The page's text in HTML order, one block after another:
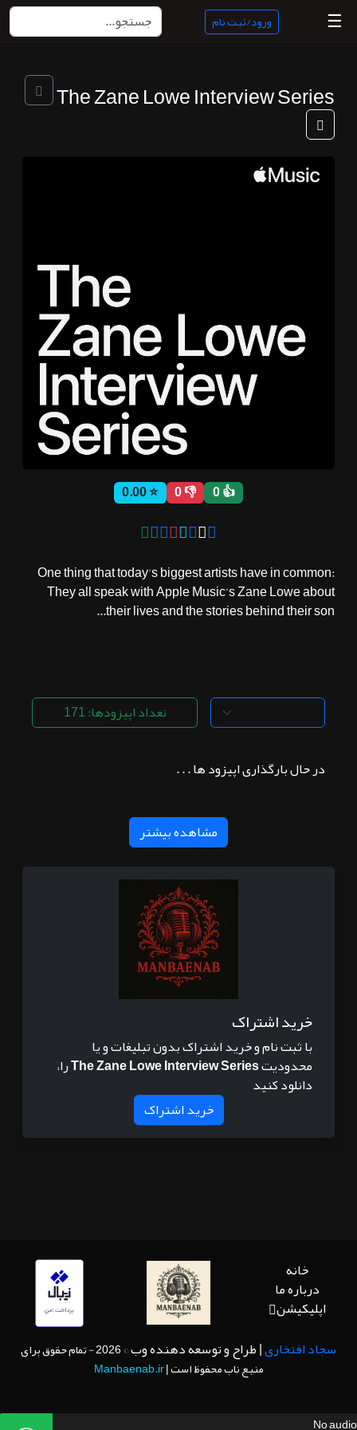
منبع
ناب
ورود/
ثبت نام
☰ ورود/ثبت نام
The Zane Lowe Interview Series
👍 0
👎 0
⭐ 0.00
One thing that today's biggest artists have in common:
They all speak with Apple Music’s Zane Lowe about
their lives and the stories behind their son...
No audio
تعداد اپیزودها: 171
در حال بارگذاری اپیزود ها . . .
مشاهده بیشتر
خرید اشتراک
با ثبت نام و خرید اشتراک بدون تبلیغات و یا
محدودیتThe Zane Lowe Interview Seriesرا،
دانلود کنید
خرید اشتراک
خانه
درباره ما
اپلیکیشن
سجاد افتخاری| طراح و توسعه دهنده وب
© 2026 - تمام حقوق برای
منبع ناب محفوظ است |Manbaenab.ir